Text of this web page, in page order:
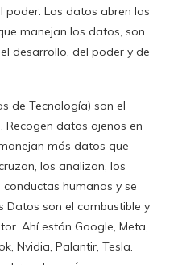
Los datos abren las
manejan los datos, son
desarrollo, del poder y de
de Tecnología) son el
datos ajenos en
más datos que
los analizan, los
humanas y se
Datos son el combustible y
Ahí están Google, Meta,
Nvidia, Palantir, Tesla.